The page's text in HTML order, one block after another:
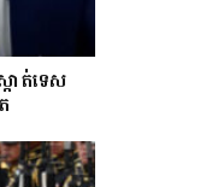
ាត់ទេស​